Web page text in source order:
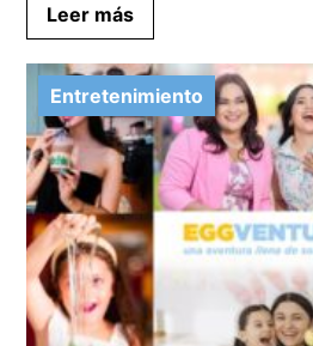
Leer más
Entretenimiento